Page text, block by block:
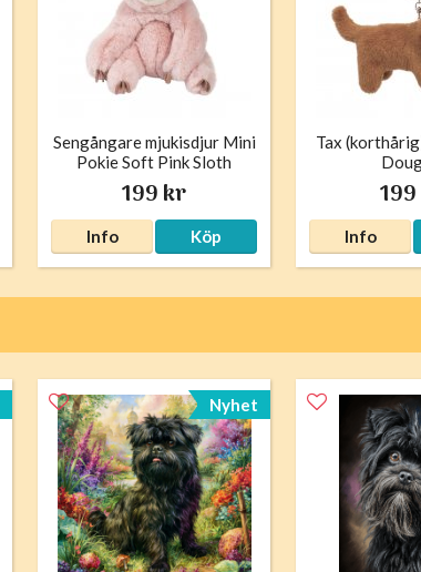
Sengångare mjukisdjur Mini
Pokie Soft Pink Sloth
Douglas
199 kr
Info Köp
Tax
Info
Nyhet